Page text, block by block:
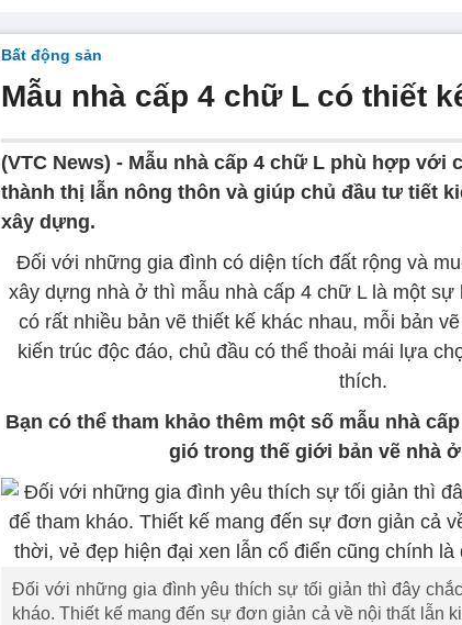
Bất động sản
Mẫu nhà cấp 4 chữ L có thiết
(VTC News) - Mẫu nhà cấp 4 chữ L phù hợp với
thành thị lẫn nông thôn và giúp chủ đầu tư tiết
xây dựng.
Đối với những gia đình có diện tích đất rộng và
xây dựng nhà ở thì mẫu nhà cấp 4 chữ L là một
có rất nhiều bản vẽ thiết kế khác nhau, mỗi bản
kiến trúc độc đáo, chủ đầu có thể thoải mái lựa
thích.
Bạn có thể tham khảo thêm một số mẫu nhà
gió trong thế giới bản vẽ nhà
Đối với những gia đình yêu thích sự tối giản thì đây
kháo. Thiết kế mang đến sự đơn giản cả về nội thất lẫn